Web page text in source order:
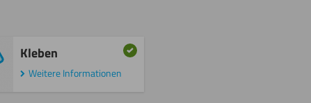
Kleben
Weitere Informationen